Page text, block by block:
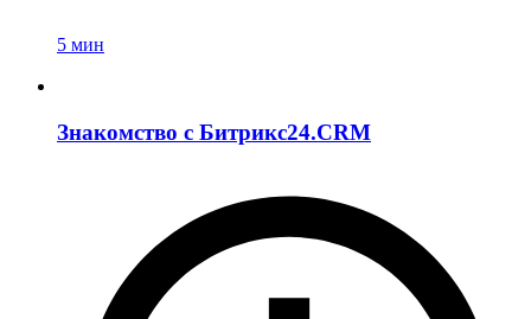
5 мин
Знакомство c Битрикс24.CRM